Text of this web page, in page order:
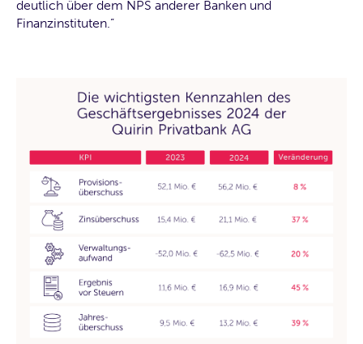
deutlich über dem NPS anderer Banken und
Finanzinstituten.”